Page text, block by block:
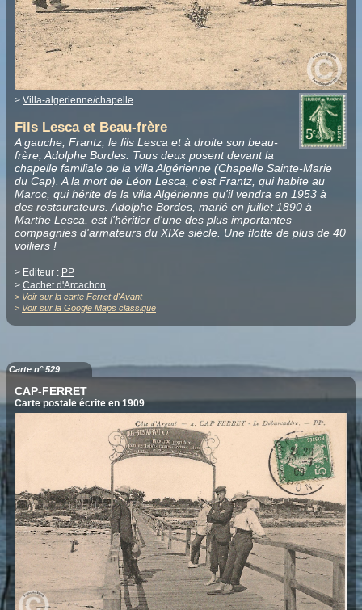
> Villa-algerienne/chapelle
Fils Lesca et Beau-frère
A gauche, Frantz, le fils Lesca et à droite son beau-
frère, Adolphe Bordes. Tous deux posent devant la
chapelle familiale de la villa Algérienne (Chapelle Sainte-Marie
du Cap). A la mort de Léon Lesca, c'est Frantz, qui habite au
Maroc, qui hérite de la villa Algérienne qu'il vendra en 1953 à
des restaurateurs. Adolphe Bordes, marié en juillet 1890 à
Marthe Lesca, est l'héritier d'une des plus importantes
compagnies d'armateurs du XIXe siècle . Une flotte de plus de 40
voiliers !
> Editeur : PP
> Cachet d'Arcachon
> Voir sur la carte Ferret d'Avant
> Voir sur la Google Maps classique
Carte n° 529
CAP-FERRET
Carte postale écrite en 1909